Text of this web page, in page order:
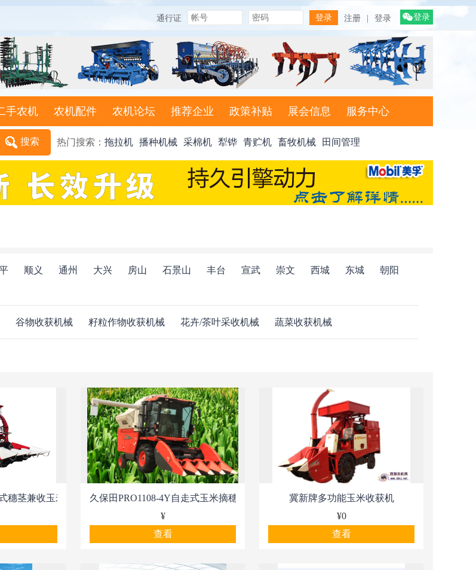
通行证 注册 登录 登录
手农机 农机配件 农机论坛 推荐企业 政策补贴 展会信息 服务中心
热门搜索： 拖拉机 播种机械 采棉机 犁铧 青贮机 畜牧机械 田间管理
顺义 通州 大兴 房山 石景山 丰台 宣武 崇文 西城 东城 朝阳
谷物收获机械 籽粒作物收获机械 花卉/茶叶采收机械 蔬菜收获机械
穗茎兼收玉米收获机久保田PRO1108-4Y自走式玉米摘穗机
¥
查看
冀新牌多功能玉米收获机
¥0
查看